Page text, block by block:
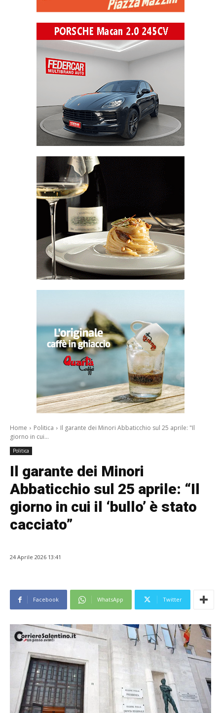
Home Politica
Il garante dei Minori Abbaticchio sul 25 aprile: "Il
giorno in cui...
Politica
Il garante dei Minori
Abbaticchio sul 25 aprile: “Il
giorno in cui il ‘bullo’ è stato
cacciato”
24 Aprile 2026 13:41
Facebook WhatsApp Twitter